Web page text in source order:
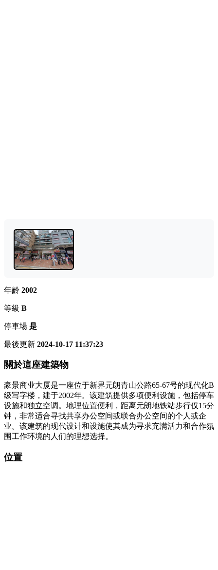
年齡 2002
等級 B
停車場 是
最後更新 2024-10-17 11:37:23
關於這座建築物
豪景商业大厦是一座位于新界元朗青山公路65-67号的现代化B
级写字楼，建于2002年。该建筑提供多项便利设施，包括停车
设施和独立空调。地理位置便利，距离元朗地铁站步行仅15分
钟，非常适合寻找共享办公空间或联合办公空间的个人或企
业。该建筑的现代设计和设施使其成为寻求充满活力和合作氛
围工作环境的人们的理想选择。
位置